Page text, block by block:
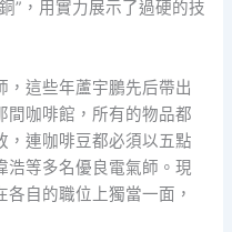
”，用實力展示了過硬的技
，這些年蘆宇鵬先后帶出
間咖啡館，所有的物品都
，連咖啡豆都必須以五點
浩等多名優良電氣師。現
自的職位上獨當一面，